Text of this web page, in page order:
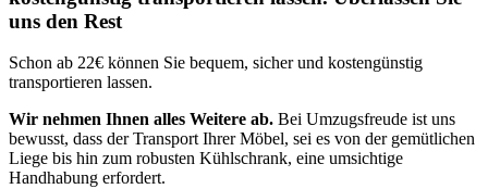
uns den Rest
Schon ab 22€ können Sie bequem, sicher und kostengünstig
transportieren lassen.
Wir nehmen Ihnen alles Weitere ab. Bei Umzugsfreude ist uns
bewusst, dass der Transport Ihrer Möbel, sei es von der gemütlichen
Liege bis hin zum robusten Kühlschrank, eine umsichtige
Handhabung erfordert.